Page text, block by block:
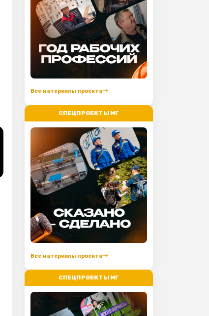
Все материалы проекта
СПЕЦПРОЕКТЫ МГ
Все материалы проекта
СПЕЦПРОЕКТЫ МГ